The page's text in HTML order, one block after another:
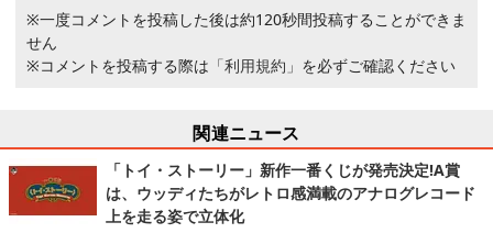
※一度コメントを投稿した後は約120秒間投稿することができま
せん
※コメントを投稿する際は 「利用規約」 を必ずご確認ください
関連ニュース
「トイ・ストーリー」新作一番くじが発売決定!A賞
は、ウッディたちがレトロ感満載のアナログレコード
上を走る姿で立体化